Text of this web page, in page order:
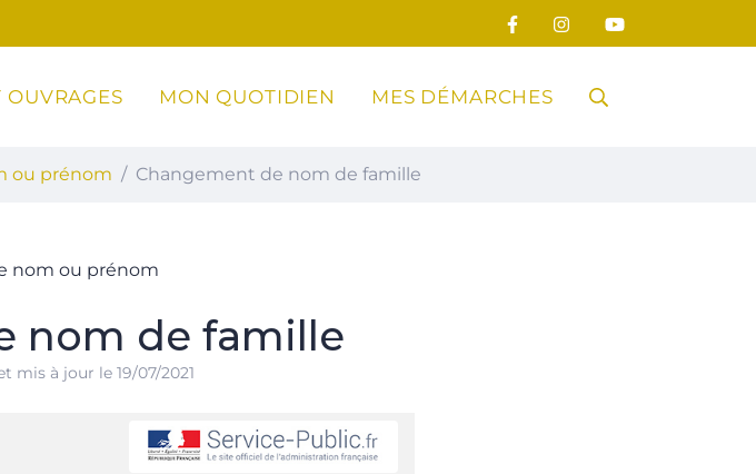
OUVRAGES MON QUOTIDIEN MES DÉMARCHES RECHERCHE
ou prénom Changement de nom de famille
nom ou prénom
nom de famille
mis à jour le 19/07/2021